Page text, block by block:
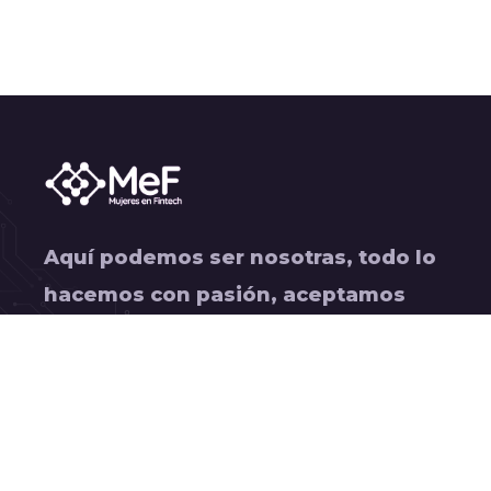
Aquí podemos ser nosotras, todo lo
hacemos con pasión, aceptamos